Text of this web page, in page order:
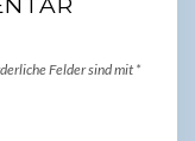
Felder sind mit *